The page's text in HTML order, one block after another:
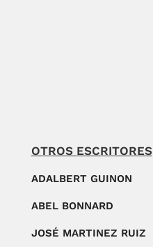
OTROS ESCRITORES
ADALBERT GUINON
ABEL BONNARD
JOSÉ MARTINEZ RUIZ